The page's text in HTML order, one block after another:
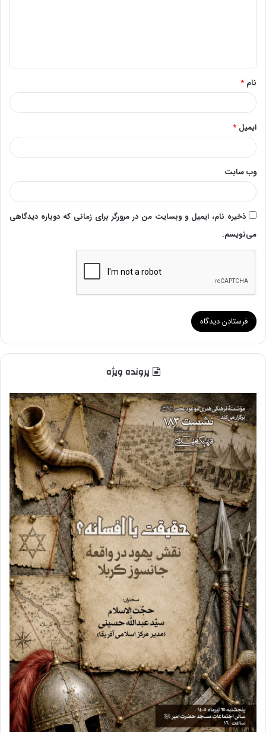
*
نام *
ایمیل *
وب‌ سایت
ذخیره نام، ایمیل و وبسایت من در مرورگر برای زمانی که دوباره دیدگاهی
می‌نویسم.
پرونده ویژه